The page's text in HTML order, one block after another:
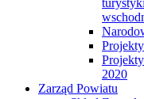
2020
Zarząd Powiatu